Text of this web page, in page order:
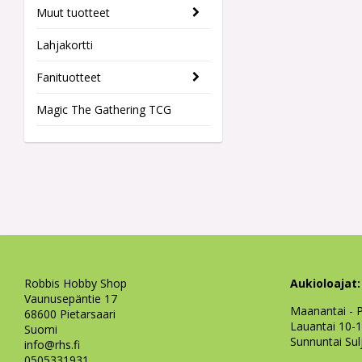
Muut tuotteet
Lahjakortti
Fanituotteet
Magic The Gathering TCG
Robbis Hobby Shop
Vaunusepäntie 17
68600 Pietarsaari
Suomi
info@rhs.fi
Aukioloajat:
Maanantai -
Lauantai 10-
Sunnuntai